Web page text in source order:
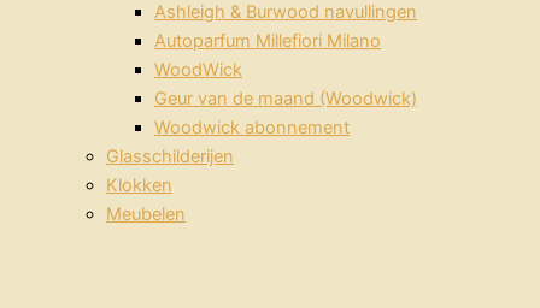
Ashleigh & Burwood navullingen
Autoparfum Millefiori Milano
WoodWick
Geur van de maand (Woodwick)
Woodwick abonnement
Glasschilderijen
Klokken
Meubelen